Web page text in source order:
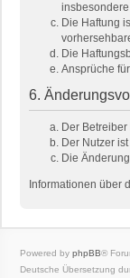
Die Haftung
Die
Ansprüche
6.
Der
Der Nutzer
Die
Informationen über
Powered by phpBB®
Deutsche Übersetzung